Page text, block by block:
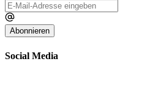
Abonnieren
Social Media